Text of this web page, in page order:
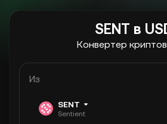
SENT в
Конвертер
Из
SENT
Sentient